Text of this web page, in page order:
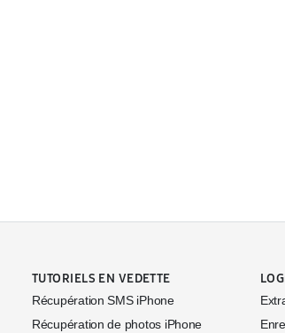
TUTORIELS EN VEDETTE
Récupération SMS iPhone
Récupération de photos iPhone